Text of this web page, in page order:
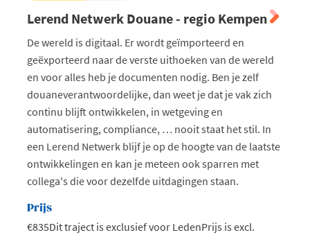
Lerend Netwerk Douane - regio Kempen
De wereld is digitaal. Er wordt geïmporteerd en
geëxporteerd naar de verste uithoeken van de wereld
en voor alles heb je documenten nodig. Ben je zelf
douaneverantwoordelijke, dan weet je dat je vak zich
continu blijft ontwikkelen, in wetgeving en
automatisering, compliance, … nooit staat het stil. In
een Lerend Netwerk blijf je op de hoogte van de laatste
ontwikkelingen en kan je meteen ook sparren met
collega's die voor dezelfde uitdagingen staan.
Prijs
€835Dit traject is exclusief voor LedenPrijs is excl.